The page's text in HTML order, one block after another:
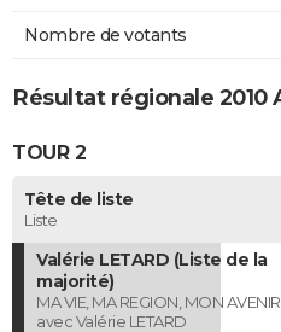
Nombre de votants
Résultat régionale 2010
TOUR 2
Tête de liste
Liste
Valérie LETARD (Liste de la
majorité)
MA VIE, MA REGION, MON AVENIR
avec Valérie LETARD